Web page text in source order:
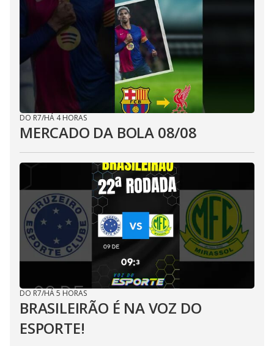
DO R7/HÁ 4 HORAS
MERCADO DA BOLA 08/08
DO R7/HÁ 5 HORAS
BRASILEIRÃO É NA VOZ DO
ESPORTE!